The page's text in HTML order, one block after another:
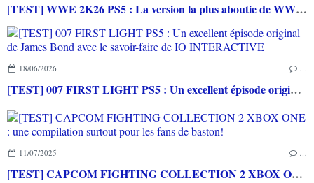
[TEST] WWE 2K26 PS5 : La version la plus aboutie de WWE 2K depuis la pause
18/06/2026 …
[TEST] 007 FIRST LIGHT PS5 : Un excellent épisode original de James Bond avec le savoir-faire de IO INTERACTIVE
11/07/2025 …
[TEST] CAPCOM FIGHTING COLLECTION 2 XBOX ONE : une compilation surtout pour les fans de baston!